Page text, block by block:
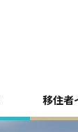
移住者